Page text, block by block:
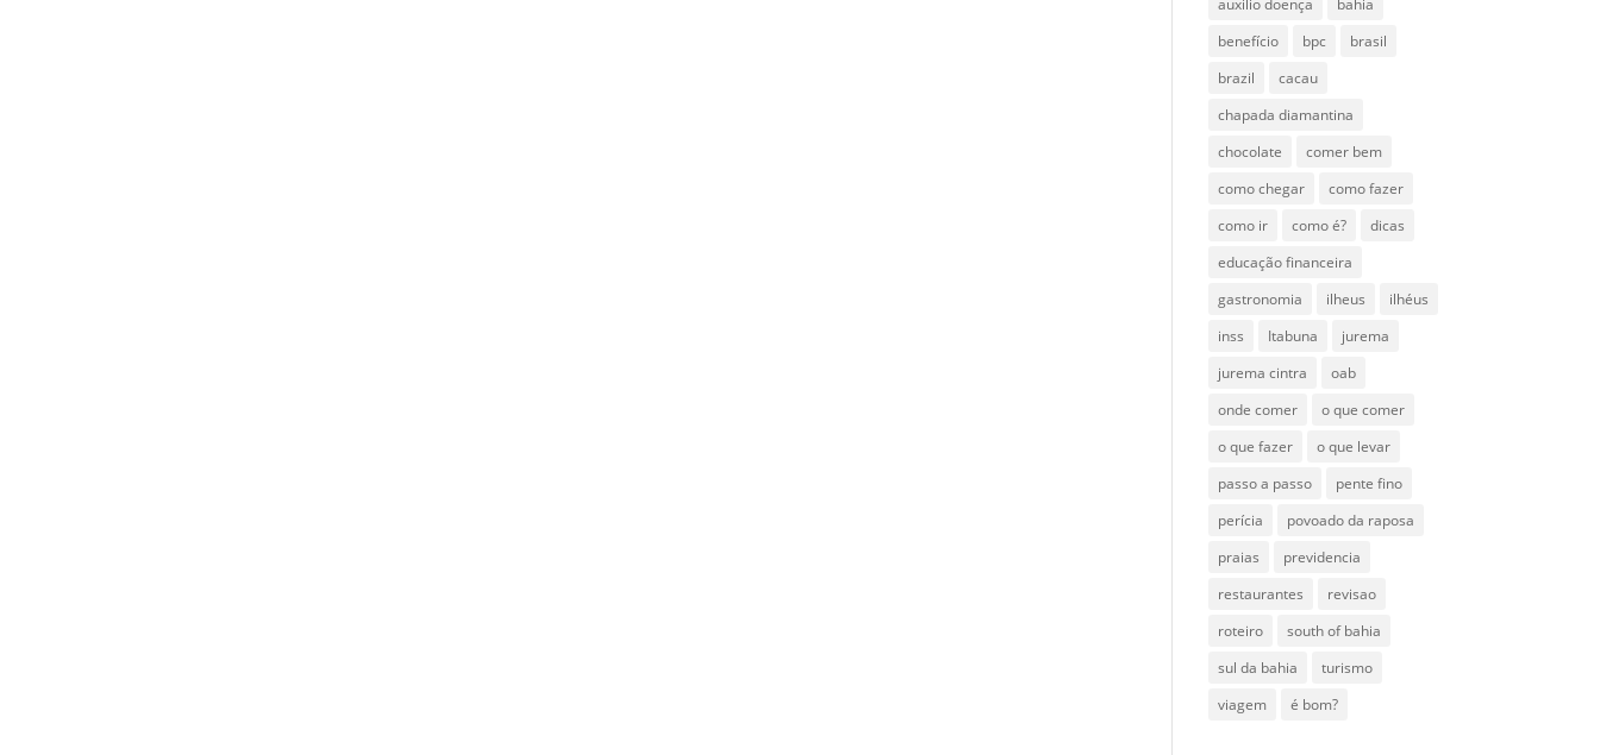
auxilio doença
bahia
benefício
bpc
brasil
brazil
cacau
chapada diamantina
chocolate
comer bem
como chegar
como fazer
como ir
como é?
dicas
educação financeira
gastronomia
ilheus
ilhéus
inss
Itabuna
jurema
jurema cintra
oab
onde comer
o que comer
o que fazer
o que levar
passo a passo
pente fino
perícia
povoado da raposa
praias
previdencia
restaurantes
revisao
roteiro
south of bahia
sul da bahia
turismo
viagem
é bom?